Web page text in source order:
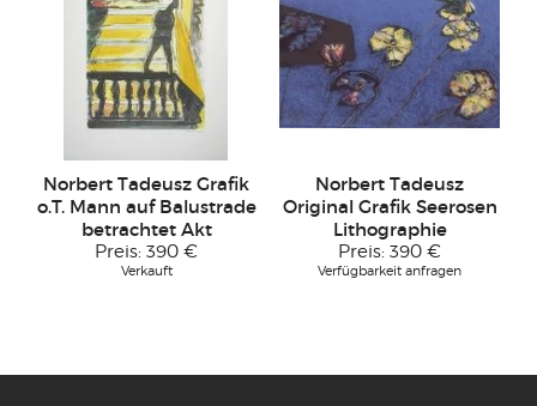
Norbert Tadeusz Grafik
o.T. Mann auf Balustrade
betrachtet Akt
Preis: 390 €
Verkauft
Norbert Tadeusz
Original Grafik Seerosen
Lithographie
Preis: 390 €
Verfügbarkeit anfragen